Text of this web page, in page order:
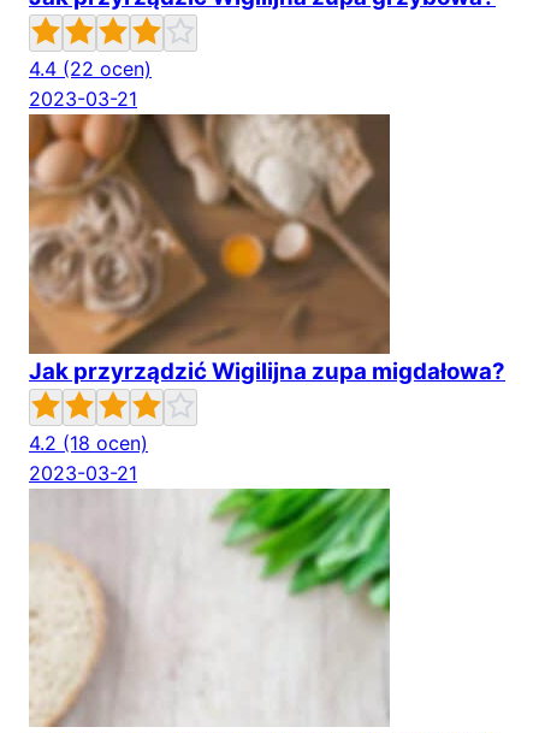
4.4 (22 ocen)
2023-03-21
Jak przyrządzić Wigilijna zupa migdałowa?
4.2 (18 ocen)
2023-03-21